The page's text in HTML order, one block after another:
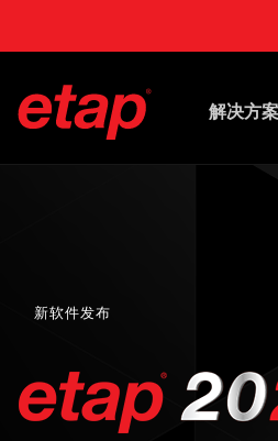
解决方案
新软件发布